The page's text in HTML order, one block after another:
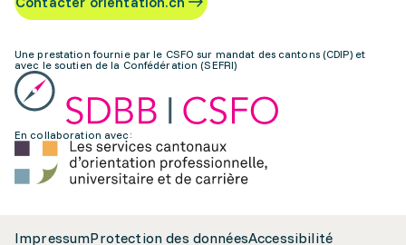
Une prestation fournie par le CSFO sur mandat des cantons (CDIP) et
avec le soutien de la Confédération (SEFRI)
En collaboration avec:
ImpressumProtection des donnéesAccessibilité